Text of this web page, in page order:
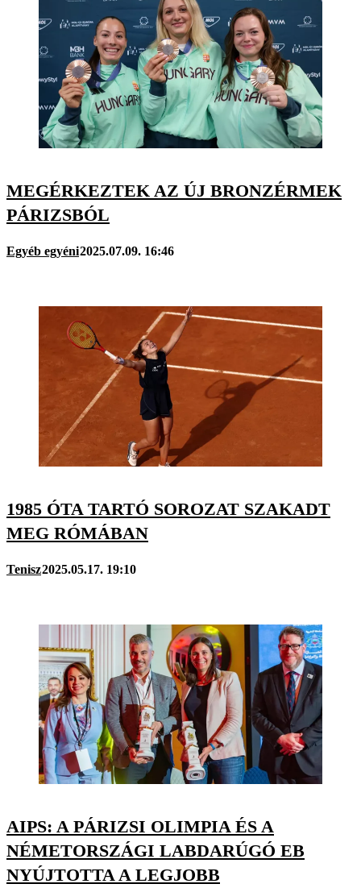
MEGÉRKEZTEK AZ ÚJ BRONZÉRMEK
PÁRIZSBÓL
Egyéb egyéni2025.07.09. 16:46
1985 ÓTA TARTÓ SOROZAT SZAKADT
MEG RÓMÁBAN
Tenisz2025.05.17. 19:10
AIPS: A PÁRIZSI OLIMPIA ÉS A
NÉMETORSZÁGI LABDARÚGÓ EB
NYÚJTOTTA A LEGJOBB